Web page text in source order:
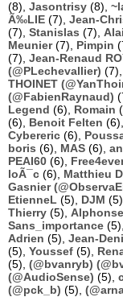
(8), Jasontrisy (8),
Ã‰LIE (7), Jean-
(7), Stanislas (7),
Meunier(7), Pimpin
(7), Jean-Renaud
(@PLechevallier) (7),
THOINET
(@FabienRaynaud)
Legend (6), Romain
(6), Benoit Felten (6),
Cybereric (6),
boris (6), MAS (6),
PEAI60 (6),
loÃ¯c (6), Matthieu
Gasnier
EtienneL (5), DJM (5),
Thierry (5), Alphonse
Sans_importance (5),
Adrien (5), Jean-
(5), Youssef (5),
(5), (@bvanryb)
(@AudioSense) (5),
(@pck_b) (5),